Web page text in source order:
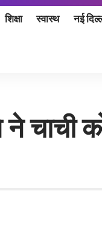
शिक्षा स्वास्थ नई
चाची